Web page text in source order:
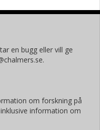
en bugg eller vill ge
om forskning på
information om